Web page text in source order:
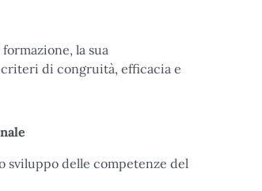
la sua
di congruità, efficacia e
sviluppo delle competenze del